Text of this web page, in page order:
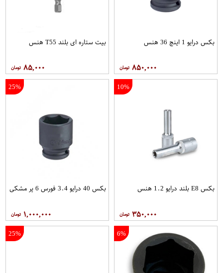
بکس درایو 1 اینچ 36 هنس
۸۵۰,۰۰۰
بیت ستاره ای بلند T55 هنس
۸۵,۰۰۰
10%
بکس E8 بلند درایو 1.2 هنس
۳۵۰,۰۰۰
25%
بکس 40 درایو 3.4 فورس 6 پر مشکی
۱,۰۰۰,۰۰۰
6%
25%